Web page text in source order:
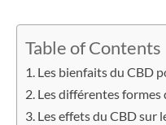
Table of Contents
Les bienfaits du CBD
Les différentes
Les effets du CBD sur